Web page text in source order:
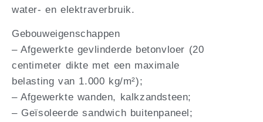
water- en elektraverbruik.
Gebouweigenschappen
– Afgewerkte gevlinderde betonvloer (20
centimeter dikte met een maximale
belasting van 1.000 kg/m²);
– Afgewerkte wanden, kalkzandsteen;
– Geïsoleerde sandwich buitenpaneel;